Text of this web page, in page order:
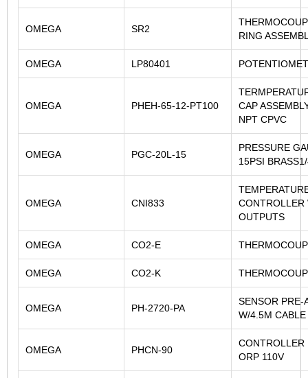
OMEGA SR2
RING
OMEGA LP80401
OMEGA PHEH-65-12-PT100
CAP
NPT CPVC
OMEGA PGC-20L-15
PRESSURE
15PSI
OMEGA CNI833
CONTROLLER
OUTPUTS
OMEGA CO2-E
OMEGA CO2-K
OMEGA PH-2720-PA
SENSOR PRE-
W/4.5M CABLE
OMEGA PHCN-90
CONTROLLER
ORP 110V